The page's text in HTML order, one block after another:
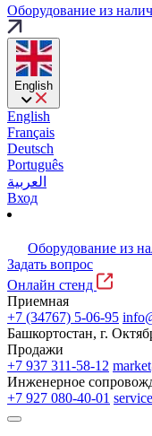
Оборудование из
English
English
Français
Deutsch
Português
العربية
Вход
Оборудование из
Задать вопрос
Онлайн стенд
Приемная
+7 (34767) 5-06-95
Башкортостан, г.
Продажи
+7 937 311-58-12
Инженерное
+7 927 080-40-01